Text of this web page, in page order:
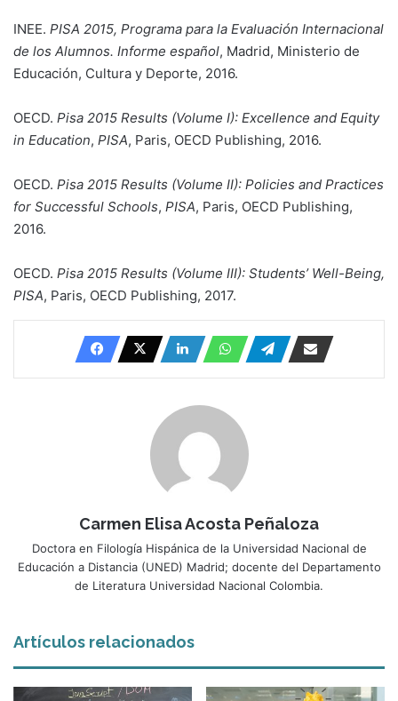
INEE. PISA 2015, Programa para la Evaluación Internacional
de los Alumnos. Informe español, Madrid, Ministerio de
Educación, Cultura y Deporte, 2016.
OECD. Pisa 2015 Results (Volume I): Excellence and Equity
in Education, PISA, Paris, OECD Publishing, 2016.
OECD. Pisa 2015 Results (Volume II): Policies and Practices
for Successful Schools, PISA, Paris, OECD Publishing,
2016.
OECD. Pisa 2015 Results (Volume III): Students’ Well-Being,
PISA, Paris, OECD Publishing, 2017.
Carmen Elisa Acosta Peñaloza
Doctora en Filología Hispánica de la Universidad Nacional de
Educación a Distancia (UNED) Madrid; docente del Departamento
de Literatura Universidad Nacional Colombia.
Artículos relacionados